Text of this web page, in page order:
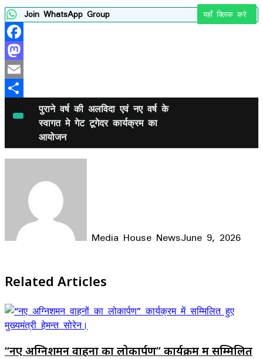
Join WhatsApp Group यहाँ क्लिक करे
Facebook
Mastodon
Email
पुराने वर्ष की अलविदा एवं नए वर्ष के
स्वागत मे गेट टूगेदर कार्यक्रम का
आयोजन
Media House NewsJune 9, 2026
Related Articles
“नए अग्निशमन वाहनों का लोकार्पण” कार्यक्रम में सम्मिलित